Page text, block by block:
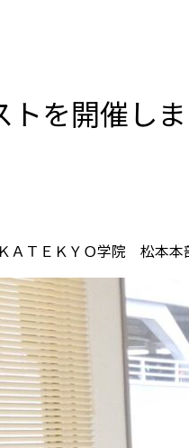
を開催しま
ＡＴＥＫＹＯ学院 松本本